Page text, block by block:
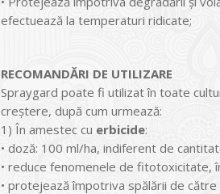
efectuează la temperaturi ridicate;
RECOMANDĂRI DE UTILIZARE
Spraygard poate fi utilizat în toate
creştere, după cum urmează:
1) În amestec cu erbicide:
• doză: 100 ml/ha, indiferent de
• reduce fenomenele de fitotoxicitate,
• protejează împotriva spălării de